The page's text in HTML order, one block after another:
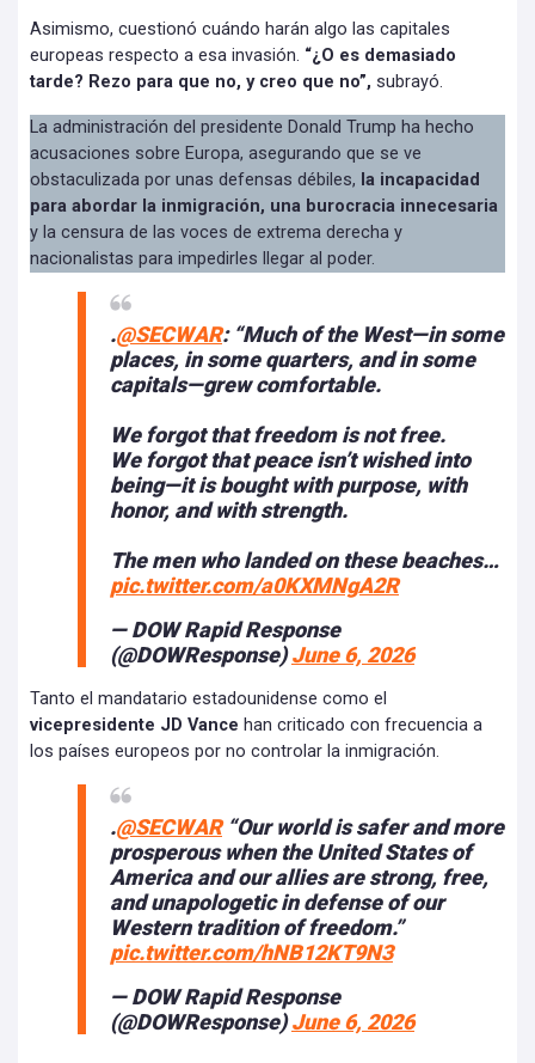
Asimismo, cuestionó cuándo harán algo las capitales
europeas respecto a esa invasión. “¿O es demasiado
tarde? Rezo para que no, y creo que no”, subrayó.
La administración del presidente Donald Trump ha hecho
acusaciones sobre Europa, asegurando que se ve
obstaculizada por unas defensas débiles, la incapacidad
para abordar la inmigración, una burocracia innecesaria
y la censura de las voces de extrema derecha y
nacionalistas para impedirles llegar al poder.
.@SECWAR: “Much of the West—in some
places, in some quarters, and in some
capitals—grew comfortable.
We forgot that freedom is not free.
We forgot that peace isn’t wished into
being—it is bought with purpose, with
honor, and with strength.
The men who landed on these beaches…
pic.twitter.com/a0KXMNgA2R
— DOW Rapid Response
(@DOWResponse)June 6, 2026
Tanto el mandatario estadounidense como el
vicepresidente JD Vance han criticado con frecuencia a
los países europeos por no controlar la inmigración.
.@SECWAR“Our world is safer and more
prosperous when the United States of
America and our allies are strong, free,
and unapologetic in defense of our
Western tradition of freedom.”
pic.twitter.com/hNB12KT9N3
— DOW Rapid Response
(@DOWResponse)June 6, 2026